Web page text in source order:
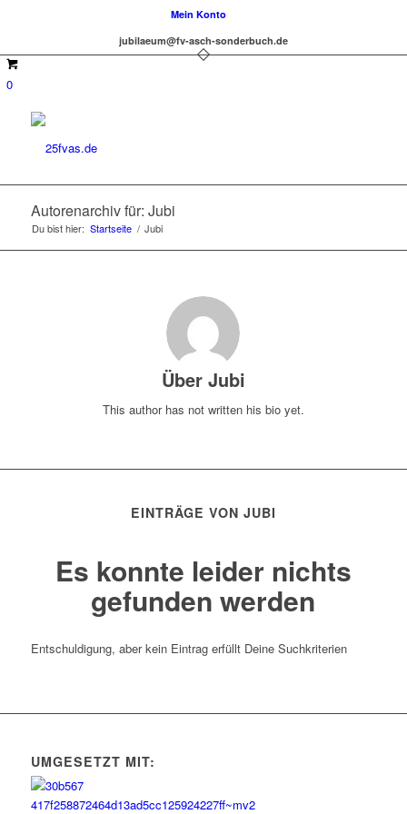
Mein Konto
jubilaeum@fv-asch-sonderbuch.de
0
Autorenarchiv für: Jubi
Du bist hier: Startseite / Jubi
Über Jubi
This author has not written his bio yet.
EINTRÄGE VON JUBI
Es konnte leider nichts
gefunden werden
Entschuldigung, aber kein Eintrag erfüllt Deine Suchkriterien
UMGESETZT MIT: